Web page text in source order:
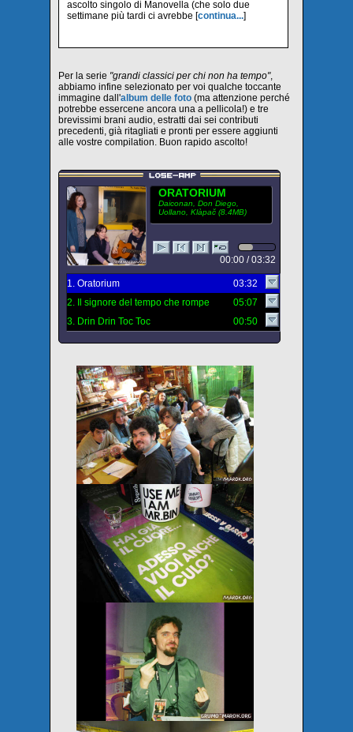
ascolto singolo di Manovella (che solo due
settimane più tardi ci avrebbe [continua...]
Per la serie "grandi classici per chi non ha tempo",
abbiamo infine selezionato per voi qualche toccante
immagine dall'album delle foto (ma attenzione perché
potrebbe essercene ancora una a pellicola!) e tre
brevissimi brani audio, estratti dai sei contributi
precedenti, già ritagliati e pronti per essere aggiunti
alle vostre compilation. Buon rapido ascolto!
ORATORIUM
Daiconan, Don Diego,
Uollano, Klàpač (8.4MB)
00:00 / 03:32
1. Oratorium
03:32
2. Il signore del tempo che rompe
05:07
3. Drin Drin Toc Toc
00:50